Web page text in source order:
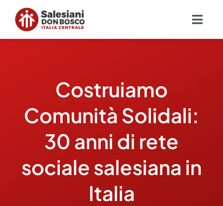
contenuto
Ambiti
Ambienti educativi e servizi
Costruiamo
Comunità Solidali:
30 anni di rete
sociale salesiana in
Italia